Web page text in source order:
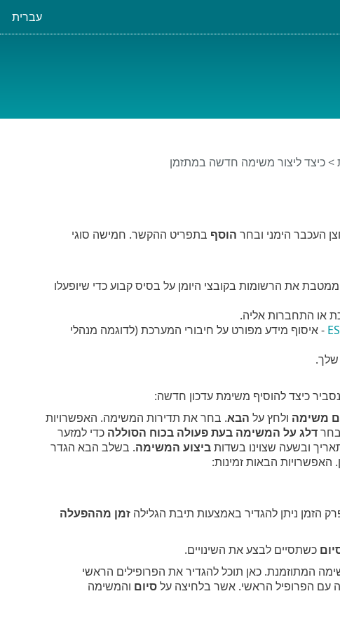
עברית
> כיצד ליצור משימה חדשה במתזמן
העכבר הימני ובחר הוסף בתפריט ההקשר. חמישה סוגי
את הרשומות בקובצי היומן על בסיס קבוע כדי שיופעלו
או התחברות אליה.
- איסוף מידע מפורט על חיבורי המערכת (לדוגמה מנהלי
שלך.
כיצד להוסיף משימת עדכון חדשה:
משימה ולחץ על הבא. בחר את תדירות המשימה. האפשרויות
דלג על המשימה בעת פעולה בכוח הסוללה כדי למזער
ובשעה שצוינו בשדותביצוע המשימה. בשלב הבא הגדר
הבאות זמינות:
הזמן ניתן להגדיר באמצעות תיבת הגלילה זמן מההפעלה
כשתסיים לבצע את השינויים.
המתוזמנת. כאן תוכל להגדיר את הפרופילים הראשי
עם הפרופיל הראשי. אשר בלחיצה עלסיום והמשימה